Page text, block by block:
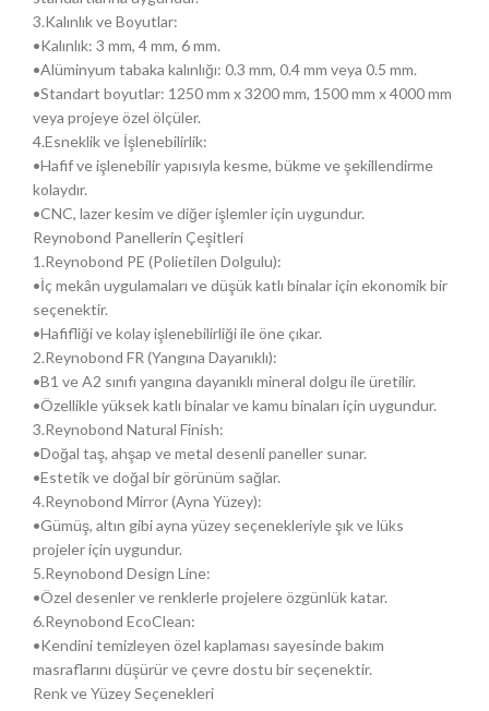
3.Kalınlık ve Boyutlar:
•Kalınlık: 3 mm, 4 mm, 6 mm.
•Alüminyum tabaka kalınlığı: 0.3 mm, 0.4 mm veya 0.5 mm.
•Standart boyutlar: 1250 mm x 3200 mm, 1500 mm x 4000 mm
veya projeye özel ölçüler.
4.Esneklik ve İşlenebilirlik:
•Hafif ve işlenebilir yapısıyla kesme, bükme ve şekillendirme
kolaydır.
•CNC, lazer kesim ve diğer işlemler için uygundur.
Reynobond Panellerin Çeşitleri
1.Reynobond PE (Polietilen Dolgulu):
•İç mekân uygulamaları ve düşük katlı binalar için ekonomik bir
seçenektir.
•Hafifliği ve kolay işlenebilirliği ile öne çıkar.
2.Reynobond FR (Yangına Dayanıklı):
•B1 ve A2 sınıfı yangına dayanıklı mineral dolgu ile üretilir.
•Özellikle yüksek katlı binalar ve kamu binaları için uygundur.
3.Reynobond Natural Finish:
•Doğal taş, ahşap ve metal desenli paneller sunar.
•Estetik ve doğal bir görünüm sağlar.
4.Reynobond Mirror (Ayna Yüzey):
•Gümüş, altın gibi ayna yüzey seçenekleriyle şık ve lüks
projeler için uygundur.
5.Reynobond Design Line:
•Özel desenler ve renklerle projelere özgünlük katar.
6.Reynobond EcoClean:
•Kendini temizleyen özel kaplaması sayesinde bakım
masraflarını düşürür ve çevre dostu bir seçenektir.
Renk ve Yüzey Seçenekleri